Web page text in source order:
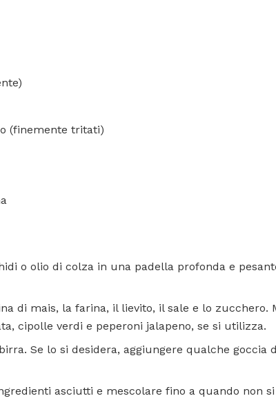
(finemente tritati)
o olio di colza in una padella profonda e
di mais, la farina, il lievito, il sale e lo zucchero.
cipolle verdi e peperoni jalapeno, se si utilizza.
Se lo si desidera, aggiungere qualche goccia
asciutti e mescolare fino a quando non